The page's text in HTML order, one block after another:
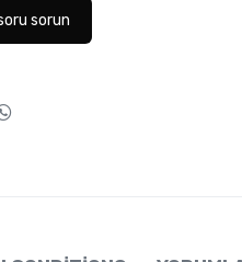
sorun